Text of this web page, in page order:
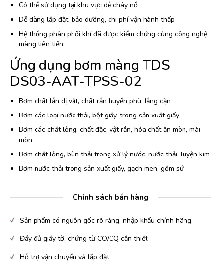
Có thể sử dụng tại khu vực dễ cháy nổ
Dễ dàng lắp đặt, bảo dưỡng, chi phí vận hành thấp
Hệ thống phân phối khí đã được kiểm chứng cùng công nghệ
màng tiên tiến
Ứng dụng bơm màng TDS
DS03-AAT-TPSS-02
Bơm chất lẫn dị vật, chất rắn huyền phù, lắng cặn
Bơm các loại nước thải, bột giấy, trong sản xuất giấy
Bơm các chất lỏng, chất đặc, vật rắn, hóa chất ăn mòn, mài
mòn
Bơm chất lỏng, bùn thải trong xử lý nước, nước thải, luyện kim
Bơm nước thải trong sản xuất giấy, gạch men, gốm sứ
Chính sách bán hàng
Sản phẩm có nguồn gốc rõ ràng, nhập khẩu chính hãng.
Đầy đủ giấy tờ, chứng từ CO/CQ cần thiết.
Hỗ trợ vận chuyển và lắp đặt.